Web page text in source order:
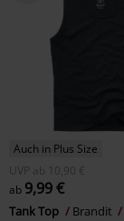
Auch in Plus Size
UVP
ab
10,90 €
ab 9,99 €
Tank Top Brandit